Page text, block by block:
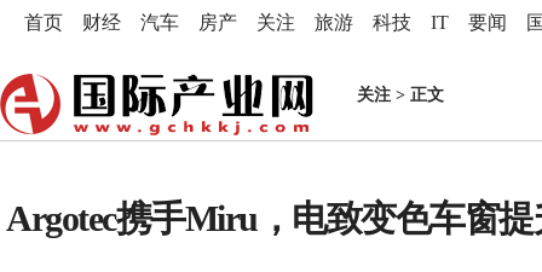
首页 财经 汽车 房产 关注 旅游 科技 IT 要闻
关注 > 正文
Argotec携手Miru，电致变色车窗